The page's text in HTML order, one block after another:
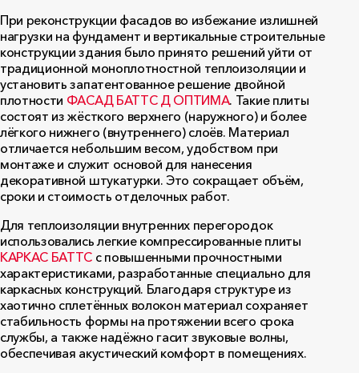
При реконструкции фасадов во избежание излишней
нагрузки на фундамент и вертикальные строительные
конструкции здания было принято решений уйти от
традиционной моноплотностной теплоизоляции и
установить запатентованное решение двойной
плотности ФАСАД БАТТС Д ОПТИМА. Такие плиты
состоят из жёсткого верхнего (наружного) и более
лёгкого нижнего (внутреннего) слоёв. Материал
отличается небольшим весом, удобством при
монтаже и служит основой для нанесения
декоративной штукатурки. Это сокращает объём,
сроки и стоимость отделочных работ.
Для теплоизоляции внутренних перегородок
использовались легкие компрессированные плиты
КАРКАС БАТТС с повышенными прочностными
характеристиками, разработанные специально для
каркасных конструкций. Благодаря структуре из
хаотично сплетённых волокон материал сохраняет
стабильность формы на протяжении всего срока
службы, а также надёжно гасит звуковые волны,
обеспечивая акустический комфорт в помещениях.